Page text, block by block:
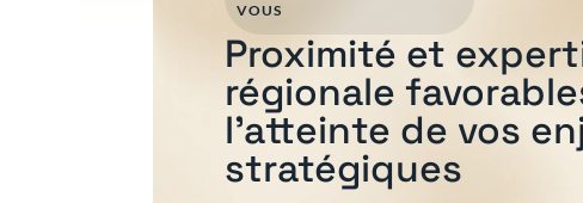
VOUS
Proximité et
régionale
l'atteinte de vos
stratégiques